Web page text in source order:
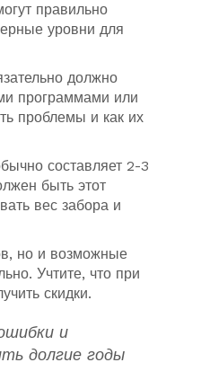
правильно
уровни для
должно
программами или
проблемы и как их
составляет 2-3
быть этот
вес забора и
но и возможные
Учтите, что при
скидки.
и
долгие годы